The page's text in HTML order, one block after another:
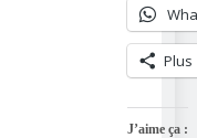
Plus
J’aime ça :